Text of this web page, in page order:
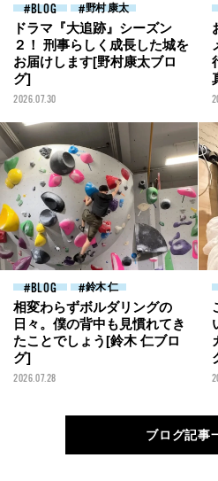
BLOG 野村 康太
ドラマ『大追跡』シーズン
２！ 刑事らしく成長した城を
お届けします[野村康太ブロ
グ]
2026.07.30
BLOG 鈴木 仁
相変わらずボルダリングの
日々。僕の背中も見慣れてき
たことでしょう[鈴木 仁ブロ
グ]
2026.07.28
ブログ記事